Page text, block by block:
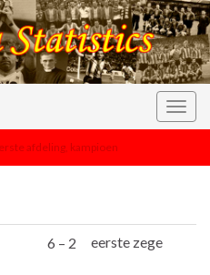
afdeling, kampioen
6 – 2 eerste zege